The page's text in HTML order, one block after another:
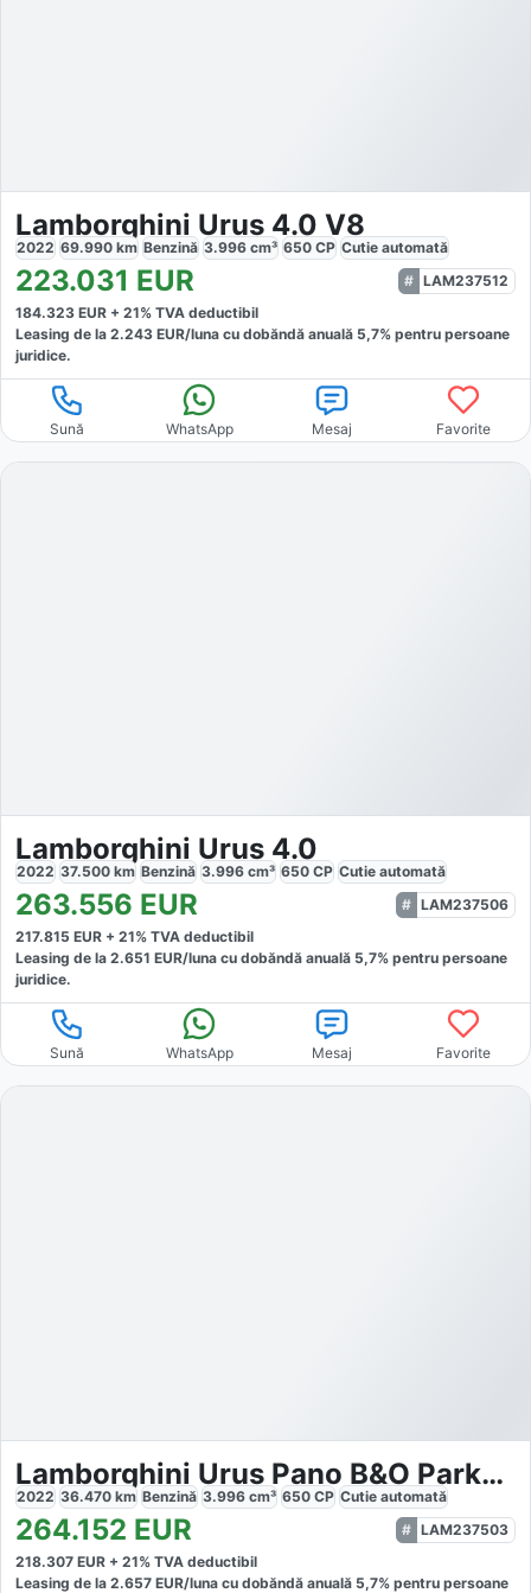
Lamborghini Urus 4.0 V8
2022 69.990 km Benzină 3.996 cm³ 650 CP Cutie automată
223.031 EUR
LAM237512
184.323 EUR + 21% TVA deductibil
Leasing de la 2.243 EUR/luna cu dobăndă anuală 5,7% pentru persoane
juridice.
Sună WhatsApp Mesaj Favorite
Lamborghini Urus 4.0
2022 37.500 km Benzină 3.996 cm³ 650 CP Cutie automată
263.556 EUR
LAM237506
217.815 EUR + 21% TVA deductibil
Leasing de la 2.651 EUR/luna cu dobăndă anuală 5,7% pentru persoane
juridice.
Sună WhatsApp Mesaj Favorite
Lamborghini Urus Pano B&O ParkAssist AHK Q-Citura
2022 36.470 km Benzină 3.996 cm³ 650 CP Cutie automată
264.152 EUR
LAM237503
218.307 EUR + 21% TVA deductibil
Leasing de la 2.657 EUR/luna cu dobăndă anuală 5,7% pentru persoane